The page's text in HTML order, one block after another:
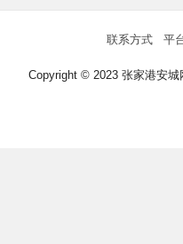
联系方式 平
Copyright © 2023 张家港安